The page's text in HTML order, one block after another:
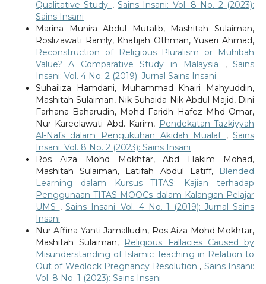
Qualitative Study , Sains Insani: Vol. 8 No. 2 (2023):
Sains Insani
Marina Munira Abdul Mutalib, Mashitah Sulaiman,
Roslizawati Ramly, Khatijah Othman, Yuseri Ahmad,
Reconstruction of Religious Pluralism or Muhibah
Value? A Comparative Study in Malaysia ,Sains
Insani: Vol. 4 No. 2 (2019): Jurnal Sains Insani
Suhailiza Hamdani, Muhammad Khairi Mahyuddin,
Mashitah Sulaiman, Nik Suhaida Nik Abdul Majid, Dini
Farhana Baharudin, Mohd Faridh Hafez Mhd Omar,
Nur Kareelawati Abd. Karim, Pendekatan Tazkiyyah
Al-Nafs dalam Pengukuhan Akidah Mualaf ,Sains
Insani: Vol. 8 No. 2 (2023): Sains Insani
Ros Aiza Mohd Mokhtar, Abd Hakim Mohad,
Mashitah Sulaiman, Latifah Abdul Latiff,
Blended
Learning dalam Kursus TITAS: Kajian terhadap
Penggunaan TITAS MOOCs dalam Kalangan Pelajar
UMS ,Sains Insani: Vol. 4 No. 1 (2019): Jurnal Sains
Insani
Nur Affina Yanti Jamalludin, Ros Aiza Mohd Mokhtar,
Mashitah Sulaiman, Religious Fallacies Caused by
Misunderstanding of Islamic Teaching in Relation to
Out of Wedlock Pregnancy Resolution , Sains Insani:
Vol. 8 No. 1 (2023): Sains Insani